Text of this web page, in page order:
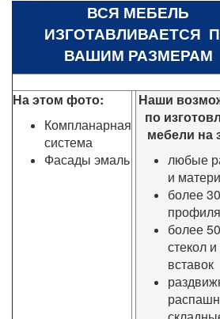
ВСЯ МЕБЕЛЬ
ИЗГОТАВЛИВАЕТСЯ
ВАШИМ РАЗМЕРАМ
На этом фото:
Компланарная
система
Фасады эмаль
Наши
по
мебели на
любые
и
более
профиля
более
стекол и
вставок